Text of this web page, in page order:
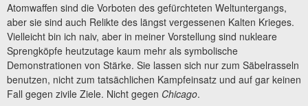
Atomwaffen sind die Vorboten des gefürchteten Weltuntergangs,
aber sie sind auch Relikte des längst vergessenen Kalten Krieges.
Vielleicht bin ich naiv, aber in meiner Vorstellung sind nukleare
Sprengköpfe heutzutage kaum mehr als symbolische
Demonstrationen von Stärke. Sie lassen sich nur zum Säbelrasseln
benutzen, nicht zum tatsächlichen Kampfeinsatz und auf gar keinen
Fall gegen zivile Ziele. Nicht gegen Chicago.